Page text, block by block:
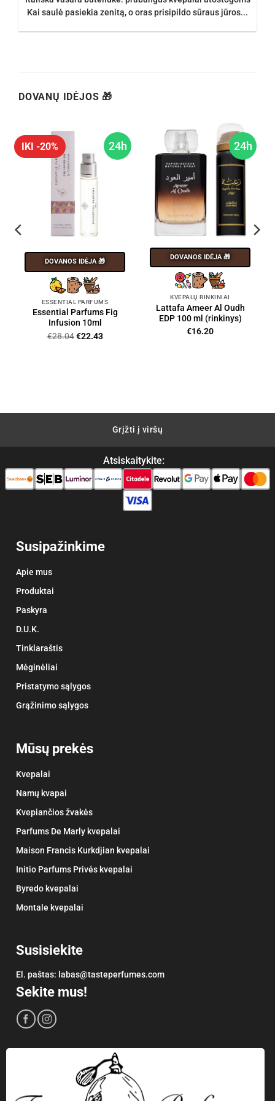
Kai saulė pasiekia zenitą, o oras prisipildo sūraus jūros...
DOVANŲ IDĖJOS 🎁
24h
IKI -20%
DOVANOS IDĖJA 🎁
ESSENTIAL PARFUMS
Essential Parfums Fig
Infusion 10ml
€28.04 Original
€22.43Current
24h
DOVANOS IDĖJA 🎁
KVEPALŲ RINKINIAI
Lattafa Ameer Al Oudh
EDP 100 ml (rinkinys)
€16.20
Grįžti į viršų
Atsiskaitykite:
Susipažinkime
Apie mus
Produktai
Paskyra
D.U.K.
Tinklaraštis
Mėginėliai
Pristatymo sąlygos
Grąžinimo sąlygos
Mūsų prekės
Kvepalai
Namų kvapai
Kvepiančios žvakės
Parfums De Marly kvepalai
Maison Francis Kurkdjian kvepalai
Initio Parfums Privés kvepalai
Byredo kvepalai
Montale kvepalai
Susisiekite
El. paštas: labas@tasteperfumes.com
Sekite mus!